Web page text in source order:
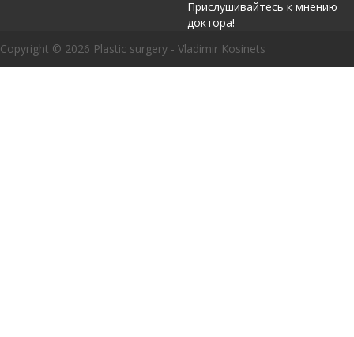
Прислушивайтесь к мнению
доктора!
Copyright © 2026 Plastic surgery - Vladimir Kosinets